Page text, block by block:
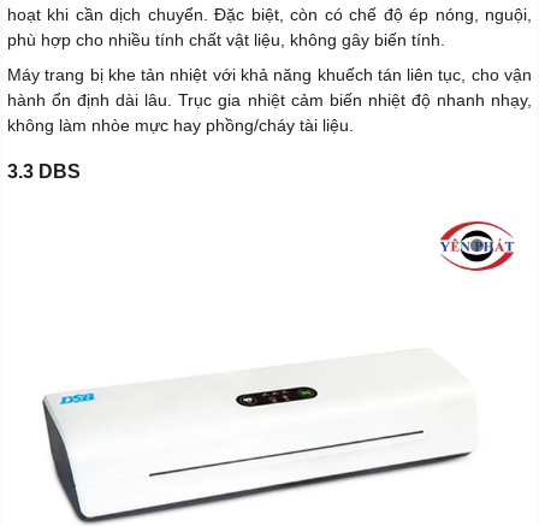
hoạt khi cần dịch chuyển. Đặc biệt, còn có chế độ ép nóng, nguội,
phù hợp cho nhiều tính chất vật liệu, không gây biến tính.
Máy trang bị khe tản nhiệt với khả năng khuếch tán liên tục, cho vận
hành ổn định dài lâu. Trục gia nhiệt cảm biến nhiệt độ nhanh nhạy,
không làm nhòe mực hay phồng/cháy tài liệu.
3.3 DBS